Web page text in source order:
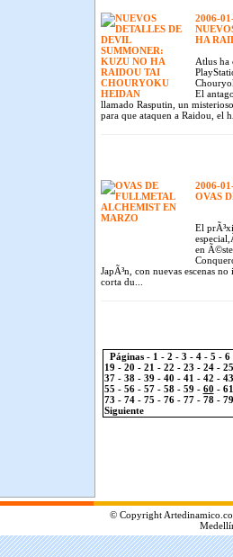
2006-
HA
Atlus ha
El
llamado Rasputin, un
para que ataquen a Raidou, el
2006-
OVAS
El
en
JapÃ³n, con nuevas escenas
corta du...
Páginas - 1 - 2 - 3 - 4- 5 - 6
19 - 20 - 21 - 22 - 23 - 24- 25
37- 38- 39 - 40 - 41 - 42 - 43
55 - 56- 57- 58- 59 - 60 - 61
73 - 74- 75 - 76- 77- 78- 79
Siguiente
© Copyright